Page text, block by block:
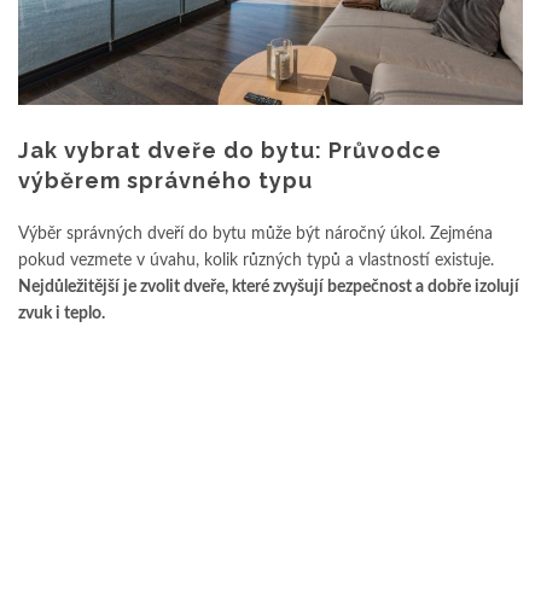
Jak vybrat dveře do bytu: Průvodce
výběrem správného typu
Výběr správných dveří do bytu může být náročný úkol. Zejména
pokud vezmete v úvahu, kolik různých typů a vlastností existuje.
Nejdůležitější je zvolit dveře, které zvyšují bezpečnost a dobře izolují
zvuk i teplo.